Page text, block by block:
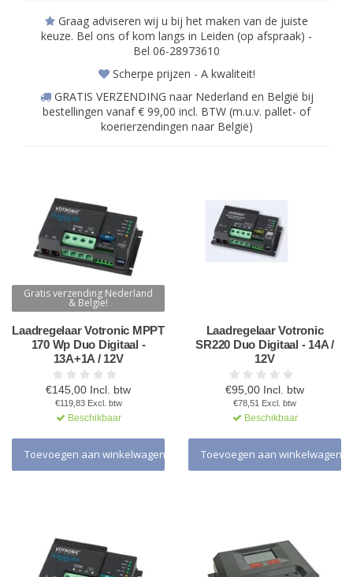
Graag adviseren wij u bij het maken van de juiste
keuze. Bel ons of kom langs in Leiden (op afspraak) -
Bel 06-28973610
Scherpe prijzen - A kwaliteit!
GRATIS VERZENDING naar Nederland en België bij
bestellingen vanaf € 99,00 incl. BTW (m.u.v. pallet- of
koerierzendingen naar België)
Gratis verzending Nederland
& Belgie!
Laadregelaar Votronic MPPT
170 Wp Duo Digitaal -
13A+1A / 12V
€145,00 Incl. btw
€119,83 Excl. btw
Beschikbaar
Toevoegen aan winkelwagen
Laadregelaar Votronic
SR220 Duo Digitaal - 14A /
12V
€95,00 Incl. btw
€78,51 Excl. btw
Beschikbaar
Toevoegen aan winkelwagen